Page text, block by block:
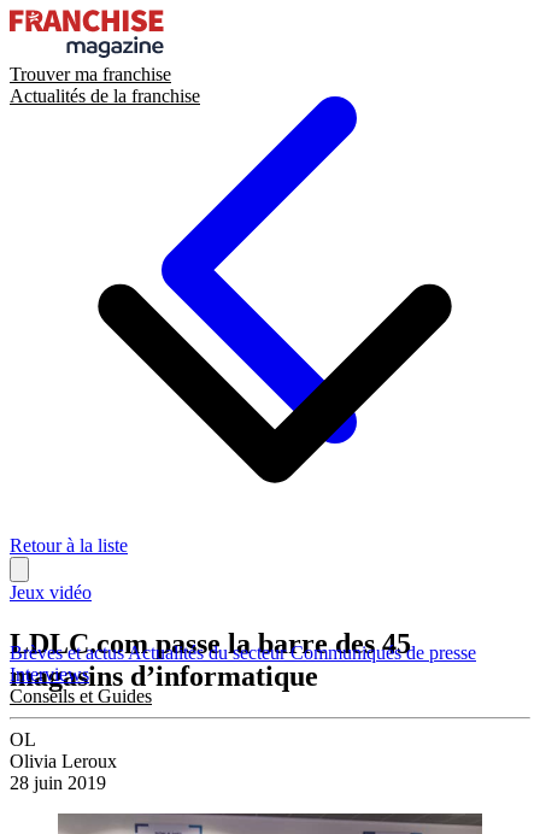
Trouver ma franchise
Actualités de la franchise
Brèves et actusActualités du secteurCommuniqués de presse
Interviews
Conseils et Guides
Retour à la liste
Jeux vidéo
LDLC.com passe la barre des 45
magasins d’informatique
OL
Olivia Leroux
28 juin 2019